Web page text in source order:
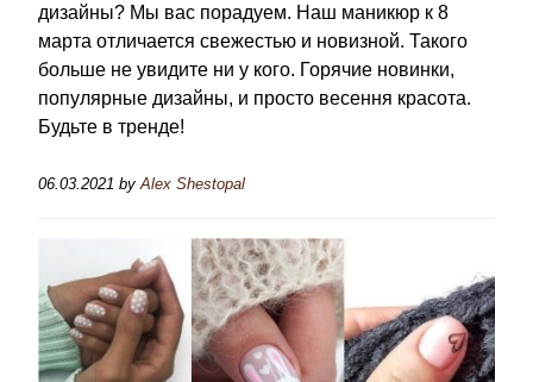
дизайны? Мы вас порадуем. Наш маникюр к 8
марта отличается свежестью и новизной. Такого
больше не увидите ни у кого. Горячие новинки,
популярные дизайны, и просто весення красота.
Будьте в тренде!
06.03.2021 by Alex Shestopal